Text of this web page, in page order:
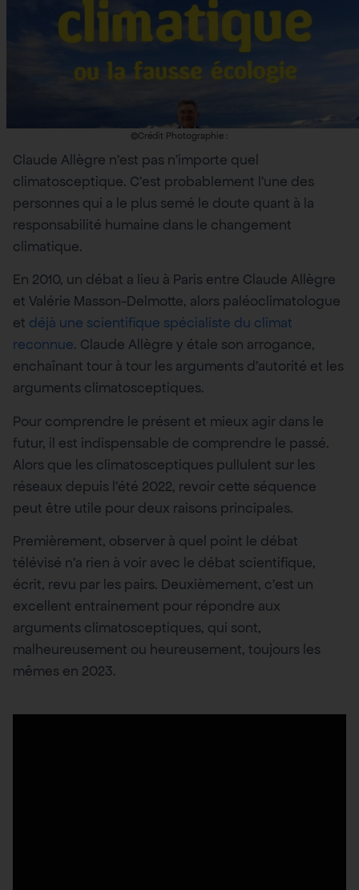
©Crédit Photographie :
Claude Allègre n’est pas n’importe quel
climatosceptique. C’est probablement l’une des
personnes qui a le plus semé le doute quant à la
responsabilité humaine dans le changement
climatique.
En 2010, un débat a lieu à Paris entre Claude Allègre
et Valérie Masson-Delmotte, alors paléoclimatologue
et déjà une scientifique spécialiste du climat
reconnue. Claude Allègre y étale son arrogance,
enchaînant tour à tour les arguments d’autorité et les
arguments climatosceptiques.
Pour comprendre le présent et mieux agir dans le
futur, il est indispensable de comprendre le passé.
Alors que les climatosceptiques pullulent sur les
réseaux depuis l’été 2022, revoir cette séquence
peut être utile pour deux raisons principales.
Premièrement, observer à quel point le débat
télévisé n’a rien à voir avec le débat scientifique,
écrit, revu par les pairs. Deuxièmement, c’est un
excellent entrainement pour répondre aux
arguments climatosceptiques, qui sont,
malheureusement ou heureusement, toujours les
mêmes en 2023.